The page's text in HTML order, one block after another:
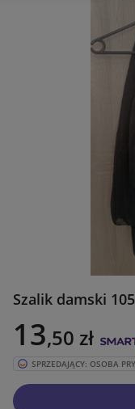
Szalik damski
13,50 zł
SPRZEDAJĄCY: OSOBA